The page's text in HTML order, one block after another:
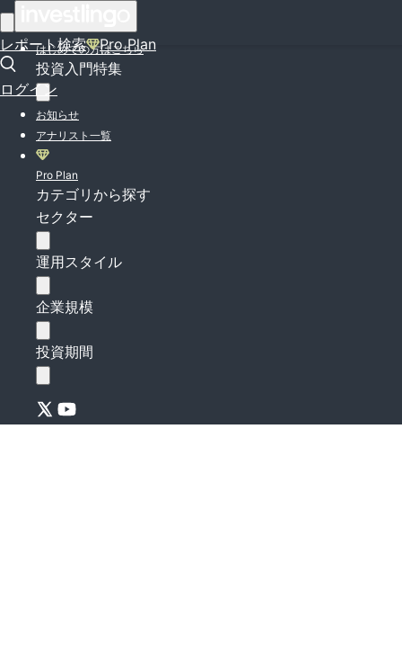
レポート検索 Pro Plan
ログイン
はじめての方はこちら
投資入門特集
お知らせ
アナリスト一覧
Pro Plan
カテゴリから探す
セクター
運用スタイル
企業規模
投資期間